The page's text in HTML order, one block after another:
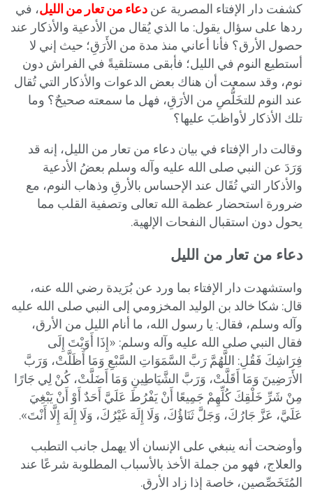
كشفت دار الإفتاء المصرية عن دعاء من تعار من الليل، في
ردها على سؤال يقول: ما الذي يُقال من الأدعية والأذكار عند
حصول الأرق؟ فأنا أعاني منذ مدة من الأَرَقِ؛ حيث إني لا
أستطيع النوم في الليل؛ فأبقى مستلقيةً في الفراش دون
نوم، وقد سمعت أن هناك بعض الدعوات والأذكار التي تُقال
عند النوم للتخَلُّصِ من الأرَقِ، فهل ما سمعته صحيحٌ؟ وما
تلك الأذكار لأواظبَ عليها؟
وقالت دار الإفتاء في بيان دعاء من تعار من الليل، إنه قد
وَرَدَ عن النبي صلى الله عليه وآله وسلم بعضُ الأدعية
والأذكار التي تُقَال عند الإحساس بالأرقِ وذهاب النوم، مع
ضرورة استحضار عظمة الله تعالى وتصفية القلب مما
يحول دون استقبال النفحات الإلهية.
دعاء من تعار من الليل
واستشهدت دار الإفتاء بما ورد عن بُرَيدة رضي الله عنه،
قال: شكا خالد بن الوليد المخزومي إلى النبي صلى الله عليه
وآله وسلم، فقال: يا رسول الله، ما أنام الليل من الأرق،
فقال النبي صلى الله عليه وآله وسلم: «إِذَا أَوَيْتَ إِلَى
فِرَاشِكَ فَقُلِ: اللَّهُمَّ رَبَّ السَّمَوَاتِ السَّبْعِ وَمَا أَظَلَّتْ، وَرَبَّ
الأَرَضِينَ وَمَا أَقَلَّتْ، وَرَبَّ الشَّيَاطِينِ وَمَا أَضَلَّتْ، كُنْ لِي جَارًا
مِنْ شَرِّ خَلْقِكَ كُلِّهِمْ جَمِيعًا أَنْ يَفْرُطَ عَلَيَّ أَحَدٌ أَوْ أَنْ يَبْغِيَ
عَلَيَّ، عَزَّ جَارُكَ، وَجَلَّ ثَنَاؤُكَ، وَلَا إِلَهَ غَيْرُكَ، وَلَا إِلَهَ إِلَّا أَنْتَ».
وأوضحت أنه ينبغي على الإنسان ألا يهمل جانب التطبب
والعلاج، فهو من جملة الأخذ بالأسباب المطلوبة شرعًا عند
المُتَخَصِّصين، خاصة إذا زاد الأرق.